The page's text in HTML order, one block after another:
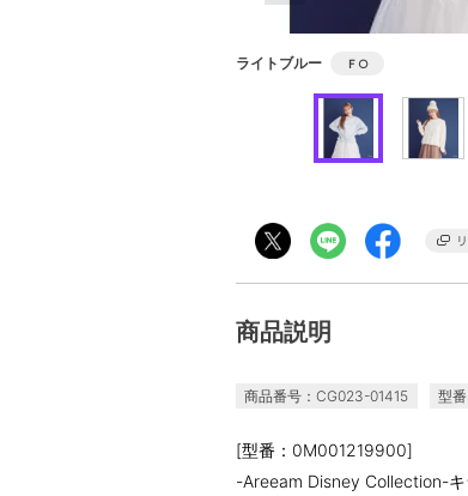
ライトブルー Ｆ○
商品説明
商品番号：CG023-01415 型
[型番：0M001219900]
-Areeam Disney Collection-